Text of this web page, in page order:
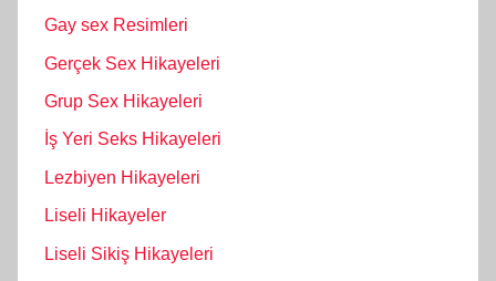
Gay sex Resimleri
Gerçek Sex Hikayeleri
Grup Sex Hikayeleri
İş Yeri Seks Hikayeleri
Lezbiyen Hikayeleri
Liseli Hikayeler
Liseli Sikiş Hikayeleri